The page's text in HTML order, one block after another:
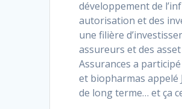
développement de
autorisation et des
une filière
assureurs et des
Assurances a
et biopharmas appelé
de long terme… et ça